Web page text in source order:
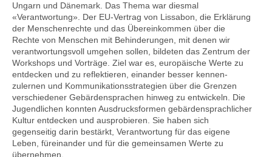
Ungarn und Dänemark. Das Thema war diesmal
«Verantwortung». Der EU-Vertrag von Lissabon, die Erklärung
der Menschen­rechte und das Über­einkommen über die
Rechte von Menschen mit Behinderungen, mit denen wir
verant­wortungsvoll umgehen sollen, bildeten das Zentrum der
Workshops und Vorträge. Ziel war es, europäische Werte zu
entdecken und zu reflektieren, einander besser kennen­
zulernen und Kommunikations­strategien über die Grenzen
verschiedener Gebärden­sprachen hinweg zu entwickeln. Die
Jugendlichen konnten Ausdrucks­formen gebärden­sprachlicher
Kultur entdecken und ausprobieren. Sie haben sich
gegenseitig darin bestärkt, Verantwortung für das eigene
Leben, füreinander und für die gemeinsamen Werte zu
übernehmen.